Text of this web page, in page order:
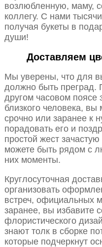
возлюбленную, маму,
коллегу. С нами
получая букеты в
души!
Доставляем
Мы уверены, что для
должно быть преград.
другом часовом поясе
близкого человека, вы
срочно или заранее к
порадовать его и
простой жест
можете быть рядом с
них моменты.
Круглосуточная
организовать
встреч, официальных
заранее, вы избавите
флористического
знают толк в сборке
которые подчеркнут